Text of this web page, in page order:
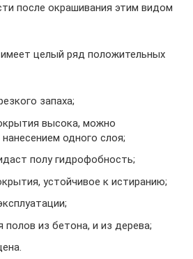
после окрашивания этим видом
целый ряд положительных
запаха;
высока, можно
одного слоя;
полу гидрофобность;
устойчивое к истиранию;
из бетона, и из дерева;